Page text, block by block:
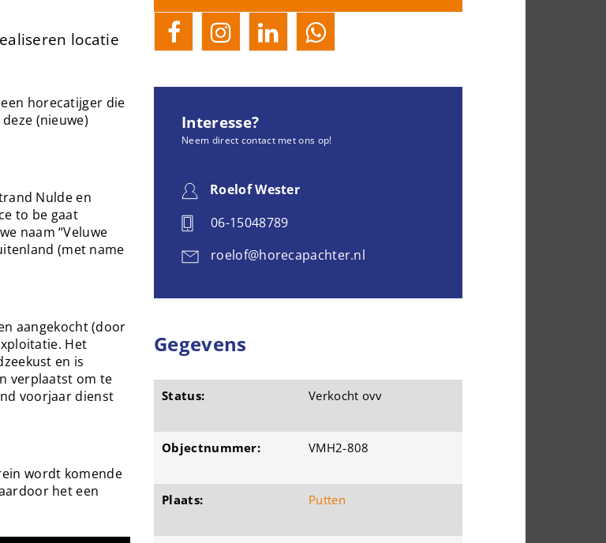
locatie
een horecatijger die
(nieuwe)
Nulde en
to be gaat
naam “Veluwe
(met name
aangekocht (door
Het
en is
verplaatst om te
voorjaar dienst
wordt komende
het een
Interesse?
Neem direct contact met ons op!
Roelof Wester
06-15048789
roelof@horecapachter.nl
Gegevens
Status: Verkocht ovv
Objectnummer: VMH2-808
Plaats: Putten